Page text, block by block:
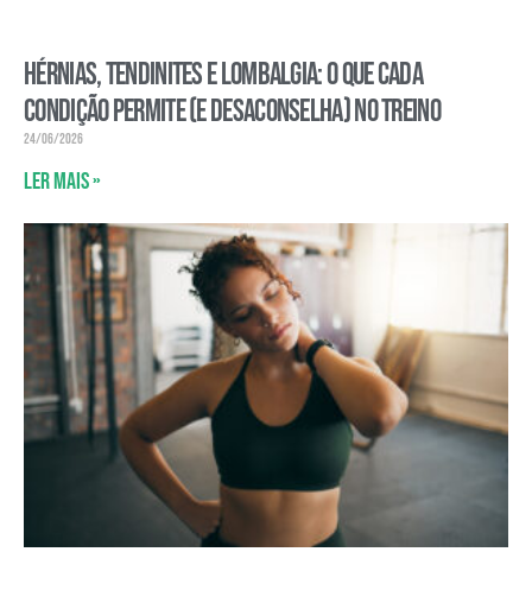
Hérnias, tendinites e lombalgia: o que cada
condição permite (e desaconselha) no treino
24/06/2026
Ler mais »